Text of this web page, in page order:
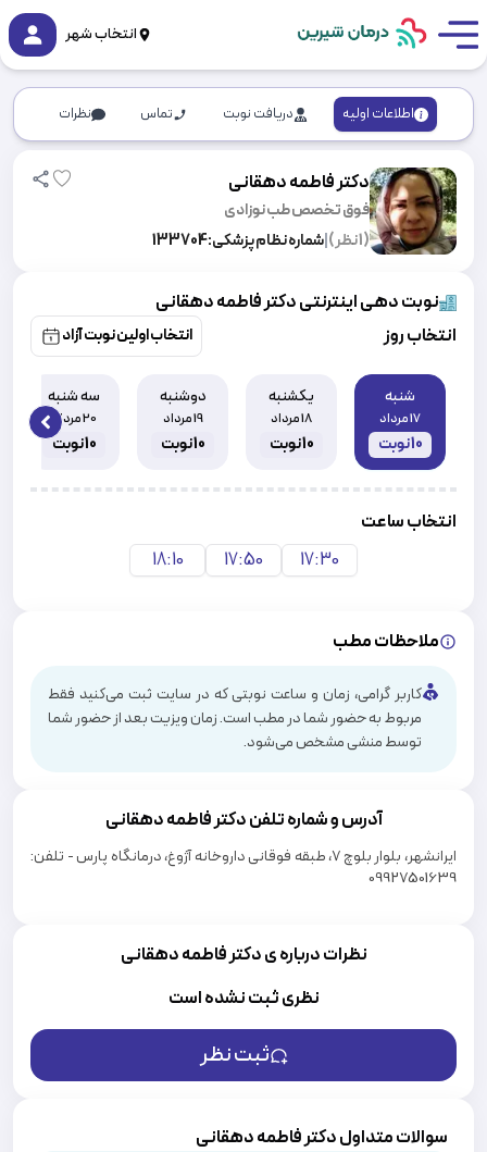
انتخاب شهر
اطلاعات اولیه دریافت نوبت تماس نظرات
دکتر فاطمه دهقانی
فوق تخصص طب نوزادی
(
1نظر) شماره نظام پزشکی:133704
نوبت دهی اینترنتی دکتر فاطمه دهقانی
انتخاب روز
انتخاب اولین نوبت آزاد
شنبه
17 مرداد
10نوبت
یکشنبه
18 مرداد
10نوبت
دوشنبه
19 مرداد
10نوبت
سه شنبه
20 مرداد
10نوبت
انتخاب ساعت
17:30
17:50
18:10
ملاحظات مطب
کاربر گرامی، زمان و ساعت نوبتی که در سایت ثبت می‌کنید فقط
مربوط به حضور شما در مطب است. زمان ویزیت بعد از حضور شما
توسط منشی مشخص می‌شود.
آدرس و شماره تلفن دکترفاطمه دهقانی
ایرانشهر، بلوار بلوچ 7، طبقه فوقانی داروخانه آژوغ، درمانگاه پارس - تلفن:
09927501639
نظرات درباره ی دکتر فاطمه دهقانی
نظری ثبت نشده است
ثبت نظر
سوالات متداول دکتر فاطمه دهقانی